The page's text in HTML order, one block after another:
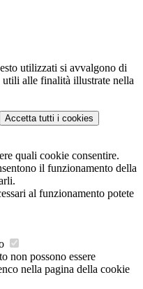
utilizzati si avvalgono di
utili alle finalità illustrate nella
Accetta tutti i cookies
quali cookie consentire.
il funzionamento della
al funzionamento potete
non possono essere
nella pagina della cookie